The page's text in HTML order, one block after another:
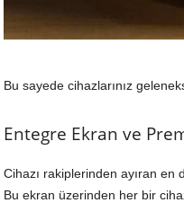
Bu sayede cihazlarınız
Entegre Ekran ve
Cihazı rakiplerinden ayıran en
Bu ekran üzerinden her bir